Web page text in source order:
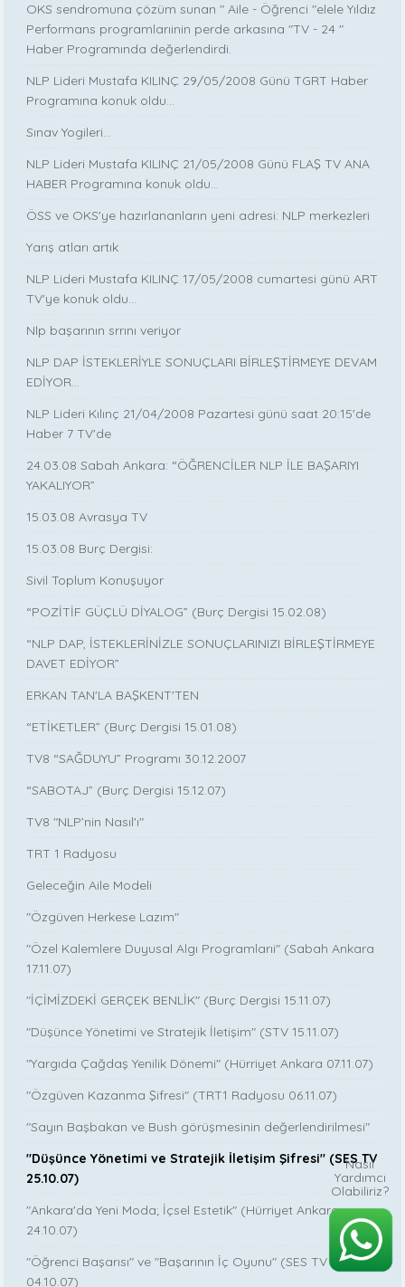
OKS sendromuna çözüm sunan " Aile - Öğrenci "elele Yıldız
Performans programlarıinin perde arkasına "TV - 24 "
Haber Programında değerlendirdi.
NLP Lideri Mustafa KILINÇ 29/05/2008 Günü TGRT Haber
Programına konuk oldu...
Sınav Yogileri...
NLP Lideri Mustafa KILINÇ 21/05/2008 Günü FLAŞ TV ANA
HABER Programına konuk oldu...
ÖSS ve OKS'ye hazırlananların yeni adresi: NLP merkezleri
Yarış atları artık
NLP Lideri Mustafa KILINÇ 17/05/2008 cumartesi günü ART
TV'ye konuk oldu...
Nlp başarının srrını veriyor
NLP DAP İSTEKLERİYLE SONUÇLARI BİRLEŞTİRMEYE DEVAM
EDİYOR…
NLP Lideri Kılınç 21/04/2008 Pazartesi günü saat 20:15'de
Haber 7 TV'de
24.03.08 Sabah Ankara: “ÖĞRENCİLER NLP İLE BAŞARIYI
YAKALIYOR”
15.03.08 Avrasya TV
15.03.08 Burç Dergisi:
Sivil Toplum Konuşuyor
“POZİTİF GÜÇLÜ DİYALOG” (Burç Dergisi 15.02.08)
“NLP DAP, İSTEKLERİNİZLE SONUÇLARINIZI BİRLEŞTİRMEYE
DAVET EDİYOR”
ERKAN TAN'LA BAŞKENT'TEN
“ETİKETLER” (Burç Dergisi 15.01.08)
TV8 “SAĞDUYU” Programı 30.12.2007
“SABOTAJ” (Burç Dergisi 15.12.07)
TV8 "NLP’nin Nasıl'ı"
TRT 1 Radyosu
Geleceğin Aile Modeli
"Özgüven Herkese Lazım"
"Özel Kalemlere Duyusal Algı Programlarıi" (Sabah Ankara
17.11.07)
"İÇİMİZDEKİ GERÇEK BENLİK" (Burç Dergisi 15.11.07)
"Düşünce Yönetimi ve Stratejik İletişim" (STV 15.11.07)
"Yargıda Çağdaş Yenilik Dönemi" (Hürriyet Ankara 07.11.07)
"Özgüven Kazanma Şifresi" (TRT1 Radyosu 06.11.07)
"Sayın Başbakan ve Bush görüşmesinin değerlendirilmesi"
"Düşünce Yönetimi ve Stratejik İletişim Şifresi" (SES TV
25.10.07)
"Ankara'da Yeni Moda; İçsel Estetik" (Hürriyet Ankara
24.10.07)
"Öğrenci Başarısı" ve "Başarının İç Oyunu" (SES TV
04.10.07)
Nasıl
Yardımcı
Olabiliriz?